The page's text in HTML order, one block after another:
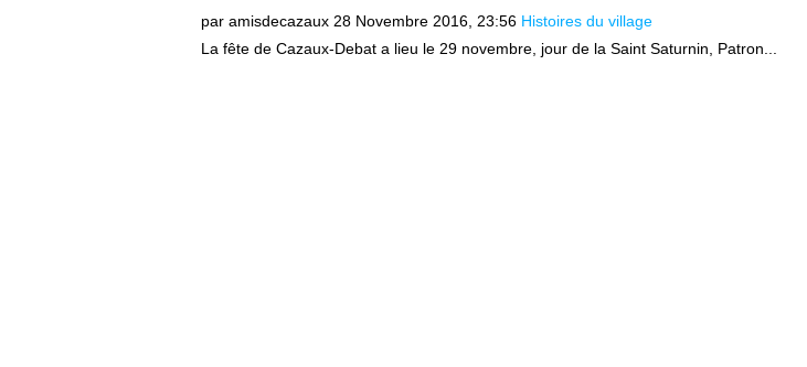
par amisdecazaux 28 Novembre 2016, 23:56 Histoires du village
La fête de Cazaux-Debat a lieu le 29 novembre, jour de la Saint Saturnin, Patron...